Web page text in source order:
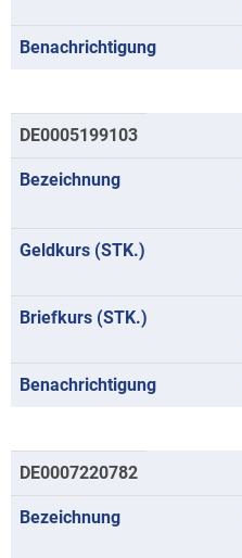
DE0005199103
DE0007220782